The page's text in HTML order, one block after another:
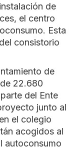
de
el centro
Esta
consistorio
de
22.680
del Ente
junto al
el colegio
acogidos al
autoconsumo